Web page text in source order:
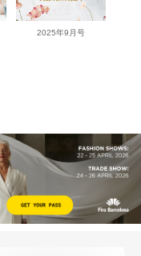
2025年9月号